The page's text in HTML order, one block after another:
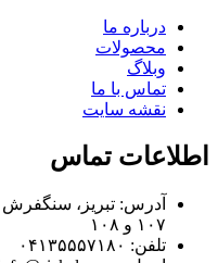
درباره ما
محصولات
وبلاگ
تماس با ما
نقشه سایت
اطلاعات تماس
آدرس: تبریز، سنگفرش
۱۰۷ و ۱۰۸
تلفن: ۰۴۱۳۵۵۵۷۱۸۰